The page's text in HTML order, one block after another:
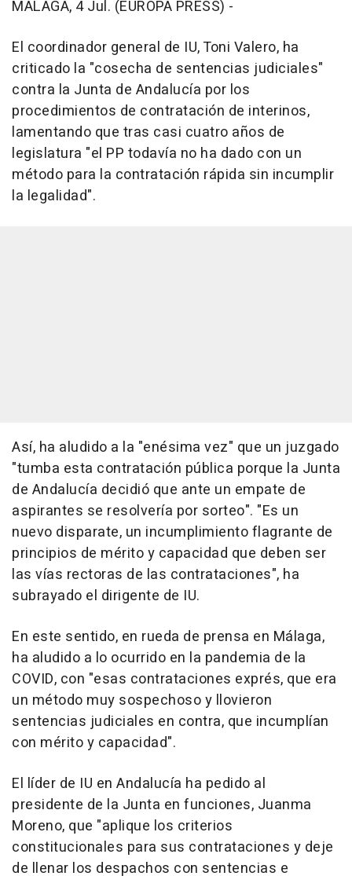
MÁLAGA, 4 Jul. (EUROPA PRESS) -
El coordinador general de IU, Toni Valero, ha
criticado la "cosecha de sentencias judiciales"
contra la Junta de Andalucía por los
procedimientos de contratación de interinos,
lamentando que tras casi cuatro años de
legislatura "el PP todavía no ha dado con un
método para la contratación rápida sin incumplir
la legalidad".
Así, ha aludido a la "enésima vez" que un juzgado
"tumba esta contratación pública porque la Junta
de Andalucía decidió que ante un empate de
aspirantes se resolvería por sorteo". "Es un
nuevo disparate, un incumplimiento flagrante de
principios de mérito y capacidad que deben ser
las vías rectoras de las contrataciones", ha
subrayado el dirigente de IU.
En este sentido, en rueda de prensa en Málaga,
ha aludido a lo ocurrido en la pandemia de la
COVID, con "esas contrataciones exprés, que era
un método muy sospechoso y llovieron
sentencias judiciales en contra, que incumplían
con mérito y capacidad".
El líder de IU en Andalucía ha pedido al
presidente de la Junta en funciones, Juanma
Moreno, que "aplique los criterios
constitucionales para sus contrataciones y deje
de llenar los despachos con sentencias e